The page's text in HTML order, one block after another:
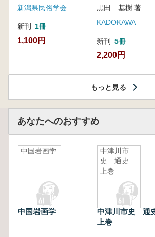
新潟県民俗学会
新刊 1冊
1,100円
黒田 基樹 著
KADOKAWA
新刊 5冊
2,200円
もっと見る
あなたへのおすすめ
中国岩画学
中国岩画学
中津川市
史 通史
上巻
中津川市史 通
上巻